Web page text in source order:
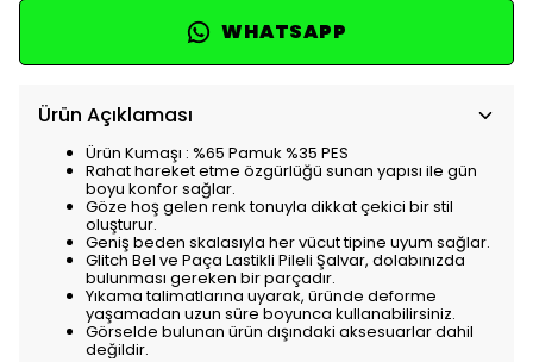
WHATSAPP
Ürün Açıklaması
Ürün Kumaşı : %65 Pamuk %35 PES
Rahat hareket etme özgürlüğü sunan yapısı ile gün
boyu konfor sağlar.
Göze hoş gelen renk tonuyla dikkat çekici bir stil
oluşturur.
Geniş beden skalasıyla her vücut tipine uyum sağlar.
Glitch Bel ve Paça Lastikli Pileli Şalvar, dolabınızda
bulunması gereken bir parçadır.
Yıkama talimatlarına uyarak, üründe deforme
yaşamadan uzun süre boyunca kullanabilirsiniz.
Görselde bulunan ürün dışındaki aksesuarlar dahil
değildir.